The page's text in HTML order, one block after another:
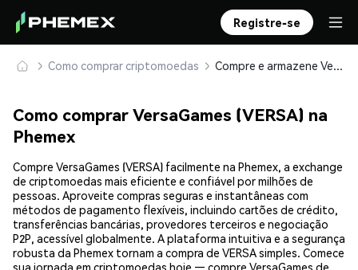
Registre-se
Como comprar criptomoedas Compre e armazene VersaGames (VERSA) com segurança
Como comprar VersaGames (VERSA) na
Phemex
Compre VersaGames (VERSA) facilmente na Phemex, a exchange
de criptomoedas mais eficiente e confiável por milhões de
pessoas. Aproveite compras seguras e instantâneas com
métodos de pagamento flexíveis, incluindo cartões de crédito,
transferências bancárias, provedores terceiros e negociação
P2P, acessível globalmente. A plataforma intuitiva e a segurança
robusta da Phemex tornam a compra de VERSA simples. Comece